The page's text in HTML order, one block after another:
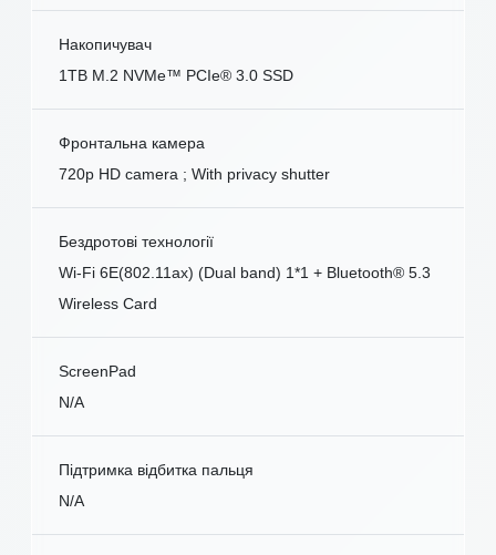
Накопичувач
1TB M.2 NVMe™ PCIe® 3.0 SSD
Фронтальна камера
720p HD camera ; With privacy shutter
Бездротові технології
Wi-Fi 6E(802.11ax) (Dual band) 1*1 + Bluetooth® 5.3
Wireless Card
ScreenPad
N/A
Підтримка відбитка пальця
N/A